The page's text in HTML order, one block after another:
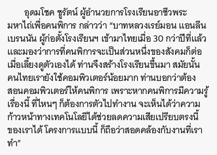
อุดมโชค ชูรัตน์ ผู้อำนวยการโรงเรียนอาชีวพระ
มหาไถ่เพื่อคนพิการ กล่าวว่า “บาทหลวงเรย์มอน แอนลีน
เบรนนัน ผู้ก่อตั้งโรงเรียนฯ เข้ามาไทยเมื่อ 30 กว่าปีที่แล้ว
และมองว่าการที่คนพิการจะเป็นส่วนหนึ่งของสังคมก็ต่อ
เมื่อเลี้ยงดูตัวเองได้ ท่านจึงสร้างโรงเรียนขึ้นมา สมัยนั้น
คนไทยเรายังใช้คอมพิวเตอร์น้อยมาก ท่านบอกว่าต้อง
สอนคอมพิวเตอร์ให้คนพิการ เพราะหากคนพิการมีความรู้
เรื่องนี้ ที่ไหนๆ ก็ต้องการตัวไปทำงาน จะเห็นได้ว่าความ
ก้าวหน้าทางเทคโนโลยีได้ช่วยลดความเสียเปรียบตรงนี้
ของเราได้ โครงการแบบนี้ ก็ถือว่าสอดคล้องกับงานที่เรา
ทำ”